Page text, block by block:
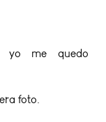
yo me quedo
foto.